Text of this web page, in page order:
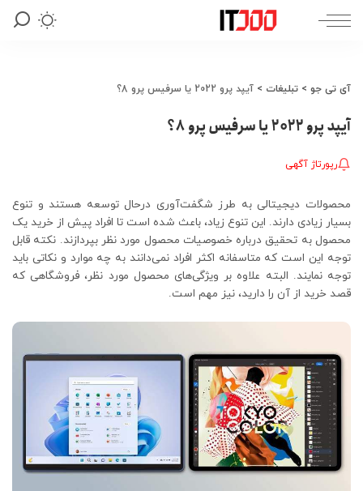
آی تی جو > تبلیغات > آیپد پرو 2022 یا سرفیس پرو 8؟
آیپد پرو 2022 یا سرفیس پرو 8؟
رپورتاژ آگهی
محصولات دیجیتالی به طرز شگفت‌آوری درحال توسعه هستند و تنوع
بسیار زیادی دارند. این تنوع زیاد، باعث شده است تا افراد پیش از خرید یک
محصول به تحقیق درباره خصوصیات محصول مورد نظر بپردازند. نکته قابل
توجه این است که متاسفانه اکثر افراد نمی‌دانند به چه موارد و نکاتی باید
توجه نمایند. البته علاوه بر ویژگی‌های محصول مورد نظر، فروشگاهی که
قصد خرید از آن را دارید، نیز مهم است.